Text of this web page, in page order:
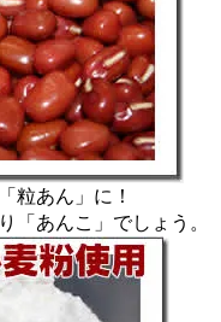
粒あん」に！
「あんこ」でしょう。